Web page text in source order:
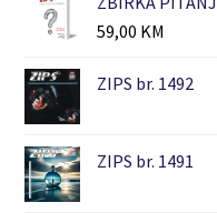
59,00 KM
ZIPS br. 1492
ZIPS br. 1491